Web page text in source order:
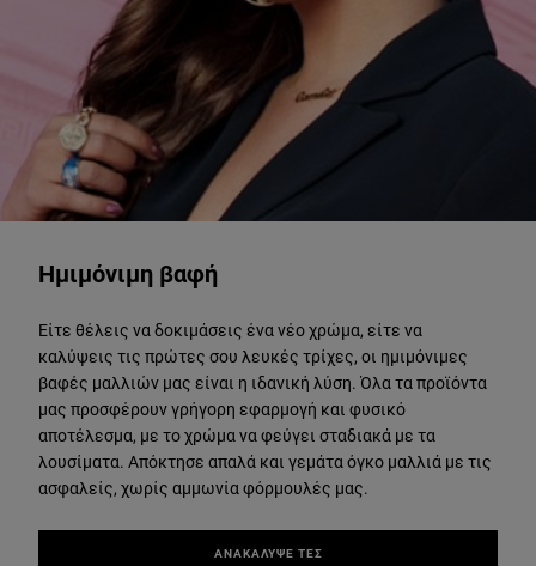
Ημιμόνιμη βαφή
Είτε θέλεις να δοκιμάσεις ένα νέο χρώμα, είτε να
καλύψεις τις πρώτες σου λευκές τρίχες, οι ημιμόνιμες
βαφές μαλλιών μας είναι η ιδανική λύση. Όλα τα προϊόντα
μας προσφέρουν γρήγορη εφαρμογή και φυσικό
αποτέλεσμα, με το χρώμα να φεύγει σταδιακά με τα
λουσίματα. Απόκτησε απαλά και γεμάτα όγκο μαλλιά με τις
ασφαλείς, χωρίς αμμωνία φόρμουλές μας.
ΑΝΑΚΑΛΥΨΕ ΤΕΣ